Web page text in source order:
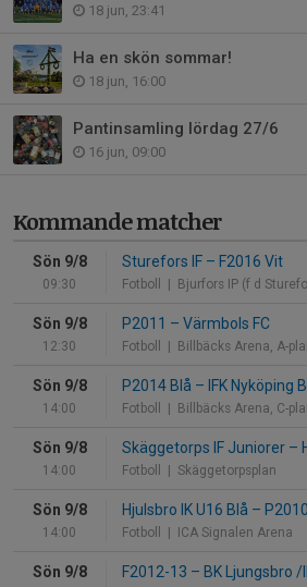
18 jun, 23:41
Ha en skön sommar!
18 jun, 16:00
Pantinsamling lördag 27/6
16 jun, 09:00
Kommande matcher
Sön 9/8
09:30
Sturefors IF – F2016 Vit
Fotboll | Bjurfors IP (f d
Sön 9/8
12:30
P2011 – Värmbols FC
Fotboll | Billbäcks Arena, A-
Sön 9/8
14:00
P2014 Blå – IFK Nyköping
Fotboll | Billbäcks Arena, C-
Sön 9/8
14:00
Skäggetorps IF Juniorer –
Fotboll | Skäggetorpsplan
Sön 9/8
14:00
Hjulsbro IK U16 Blå – P2010
Fotboll | ICA Signalen Arena
Sön 9/8 F2012-13 – BK Ljungsbro